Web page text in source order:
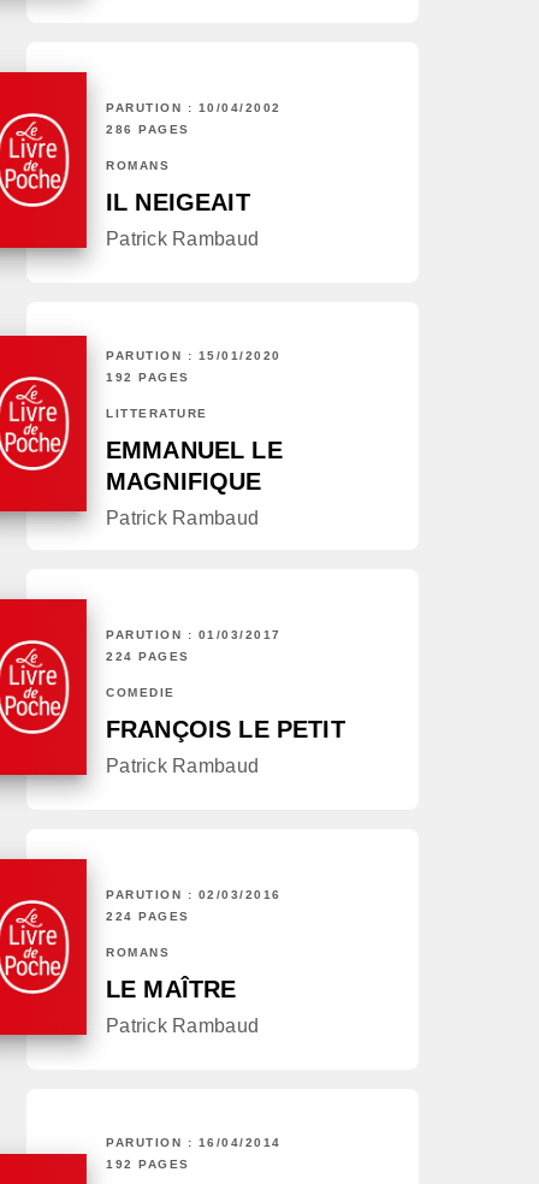
PARUTION : 10/04/2002
286 PAGES
ROMANS
IL NEIGEAIT
Patrick Rambaud
PARUTION : 15/01/2020
192 PAGES
LITTÉRATURE
EMMANUEL LE
MAGNIFIQUE
Patrick Rambaud
PARUTION : 01/03/2017
224 PAGES
COMÉDIE
FRANÇOIS LE PETIT
Patrick Rambaud
PARUTION : 02/03/2016
224 PAGES
ROMANS
LE MAÎTRE
Patrick Rambaud
PARUTION : 16/04/2014
192 PAGES